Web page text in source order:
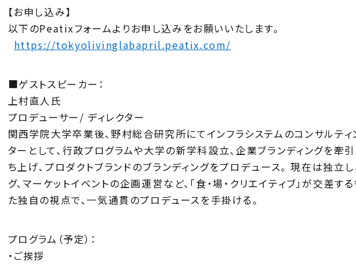
【お申し込み】
以下のPeatixフォームよりお申し込みをお願いいたします。
https://tokyolivinglabapril.peatix.com/
■ゲストスピーカー：
上村直人氏
プロデューサー/ ディレクター
関西学院大学卒業後、野村総合研究所にてインフラシステムのコンサルテ
ターとして、行政プログラムや大学の新学科設立、企業ブランディングを
ち上げ、プロダクトブランドのブランディングをプロデュース。 現在は独立
グ、マーケットイベントの企画運営など、「食・場・クリエイティブ」が交
た独自の視点で、一気通貫のプロデュースを手掛ける。
プログラム（予定）：
・ご挨拶